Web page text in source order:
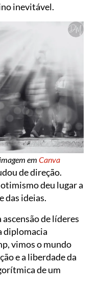
inevitável.
em Canva
de direção.
deu lugar a
das ideias.
de líderes
diplomacia
vimos o mundo
e a liberdade da
de um